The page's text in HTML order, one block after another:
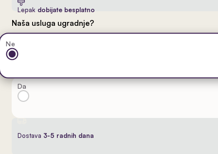
Lepak dobijate besplatno
Naša usluga ugradnje?
Ne
Da
Dostava 3-5 radnih dana